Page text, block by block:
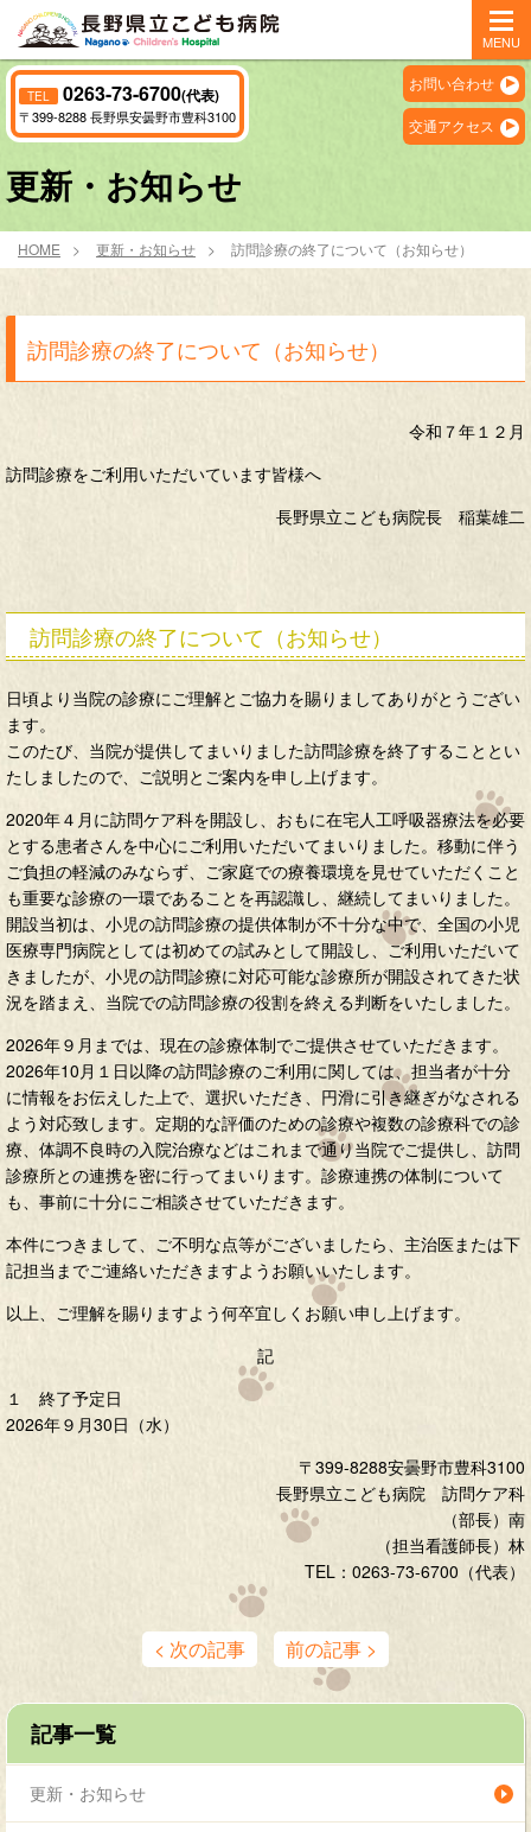
MENU
TEL 0263-73-6700(代表)
〒399-8288 長野県安曇野市豊科3100
お問い合わせ
交通アクセス
更新・お知らせ
HOME 更新・お知らせ 訪問診療の終了について（お知らせ）
訪問診療の終了について（お知らせ）
令和７年１２月
訪問診療をご利用いただいています皆様へ
長野県立こども病院長 稲葉雄二
訪問診療の終了について（お知らせ）
日頃より当院の診療にご理解とご協力を賜りましてありがとうござい
ます。
このたび、当院が提供してまいりました訪問診療を終了することとい
たしましたので、ご説明とご案内を申し上げます。
2020年４月に訪問ケア科を開設し、おもに在宅人工呼吸器療法を必要
とする患者さんを中心にご利用いただいてまいりました。移動に伴う
ご負担の軽減のみならず、ご家庭での療養環境を見せていただくこと
も重要な診療の一環であることを再認識し、継続してまいりました。
開設当初は、小児の訪問診療の提供体制が不十分な中で、全国の小児
医療専門病院としては初めての試みとして開設し、ご利用いただいて
きましたが、小児の訪問診療に対応可能な診療所が開設されてきた状
況を踏まえ、当院での訪問診療の役割を終える判断をいたしました。
2026年９月までは、現在の診療体制でご提供させていただきます。
2026年10月１日以降の訪問診療のご利用に関しては、担当者が十分
に情報をお伝えした上で、選択いただき、円滑に引き継ぎがなされる
よう対応致します。定期的な評価のための診療や複数の診療科での診
療、体調不良時の入院治療などはこれまで通り当院でご提供し、訪問
診療所との連携を密に行ってまいります。診療連携の体制について
も、事前に十分にご相談させていただきます。
本件につきまして、ご不明な点等がございましたら、主治医または下
記担当までご連絡いただきますようお願いいたします。
以上、ご理解を賜りますよう何卒宜しくお願い申し上げます。
記
１ 終了予定日
2026年９月30日（水）
〒399-8288安曇野市豊科3100
長野県立こども病院 訪問ケア科
（部長）南
（担当看護師長）林
TEL：0263-73-6700（代表）
< 次の記事 前の記事 >
記事一覧
更新・お知らせ